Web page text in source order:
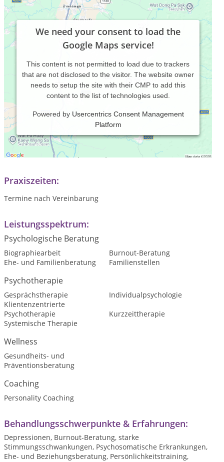
We need your consent to load the
Google Maps service!
This content is not permitted to load due to trackers
that are not disclosed to the visitor. The website owner
needs to setup the site with their CMP to add this
content to the list of technologies used.
Powered by Usercentrics Consent Management
Platform
Klienten-zentrierte Kurzzeittherapie und lösungsorientiertes
systemisch-integratives Personal Coaching in den Bereichen
Beruf und Privatleben, Familie, Partnerschaft
Praxiszeiten:
Termine nach Vereinbarung
Leistungsspektrum:
Psychologische Beratung
Biographiearbeit
Burnout-Beratung
Ehe- und Familienberatung
Familienstellen
Psychotherapie
Gesprächstherapie
Individualpsychologie
Klientenzentrierte
Psychotherapie
Kurzzeittherapie
Systemische Therapie
Wellness
Gesundheits- und
Präventionsberatung
Coaching
Personality Coaching
Behandlungsschwerpunkte & Erfahrungen:
Depressionen, Burnout-Beratung, starke
Stimmungsschwankungen, Psychosomatische Erkrankungen,
Ehe- und Beziehungsberatung, Persönlichkeitstraining,